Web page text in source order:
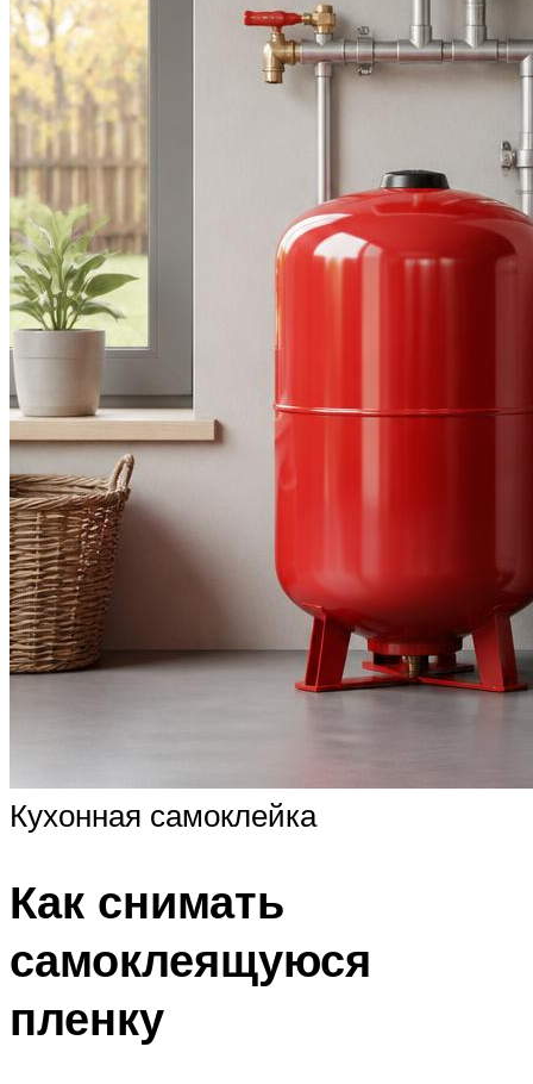
Кухонная самоклейка
Как снимать
самоклеящуюся
пленку